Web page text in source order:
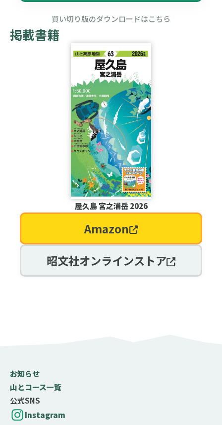
買い切り版のダウンロードはこちら
掲載書籍
屋久島 宮之浦岳 2026
Amazon
昭文社オンラインストア
お知らせ
山とコース一覧
公式SNS
Instagram